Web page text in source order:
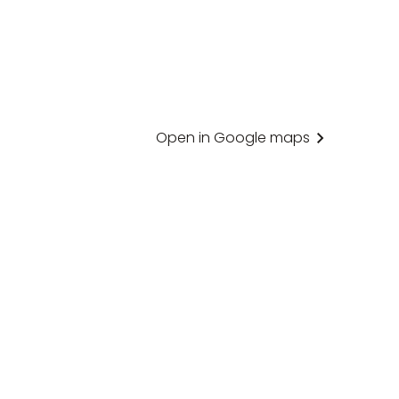
Open in Google maps